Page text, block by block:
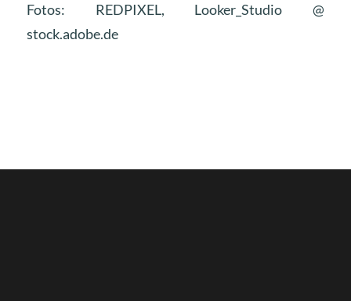
Fotos: REDPIXEL, Looker_Studio @
stock.adobe.de